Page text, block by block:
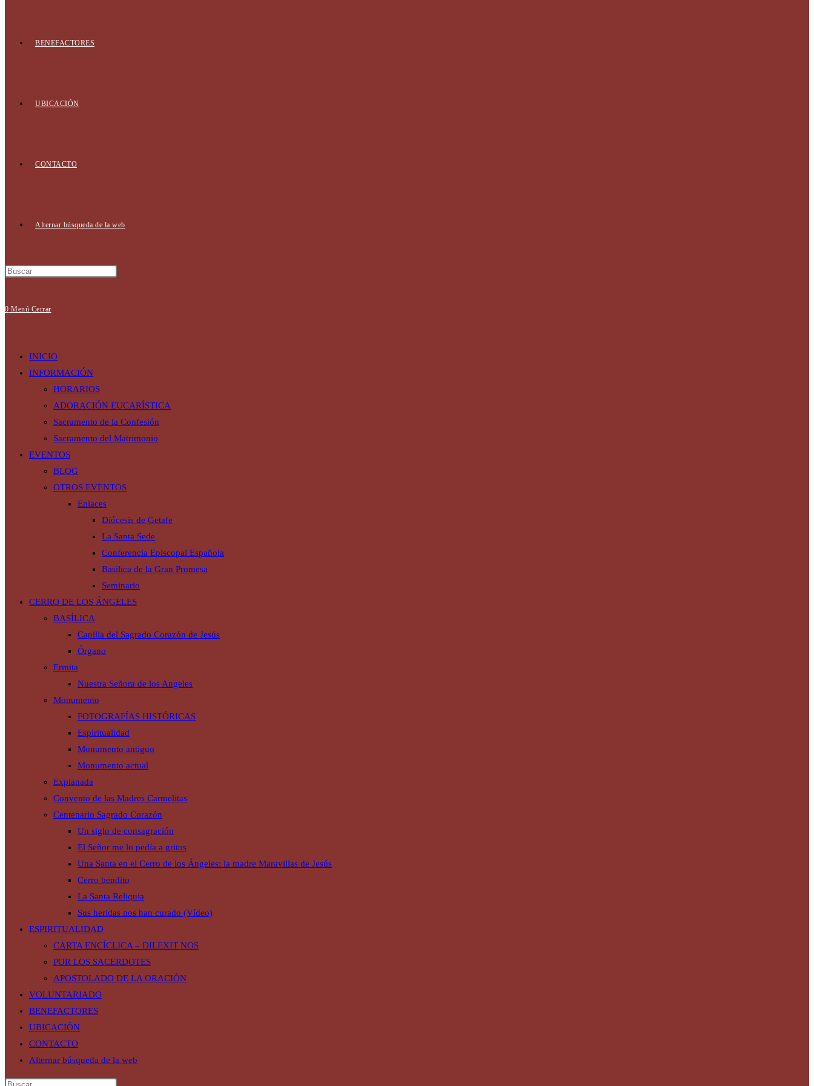
BENEFACTORES
UBICACIÓN
CONTACTO
Alternar búsqueda de la web
0 Menú Cerrar
INICIO
INFORMACIÓN
HORARIOS
ADORACIÓN EUCARÍSTICA
Sacramento de la Confesión
Sacramento del Matrimonio
EVENTOS
BLOG
OTROS EVENTOS
Enlaces
Diócesis de Getafe
La Santa Sede
Conferencia Episcopal Española
Basilica de la Gran Promesa
Seminario
CERRO DE LOS ÁNGELES
BASÍLICA
Capilla del Sagrado Corazón de Jesús
Órgano
Ermita
Nuestra Señora de los Angeles
Monumento
FOTOGRAFÍAS HISTÓRICAS
Espiritualidad
Monumento antiguo
Monumento actual
Explanada
Convento de las Madres Carmelitas
Centenario Sagrado Corazón
Un siglo de consagración
El Señor me lo pedía a gritos
Una Santa en el Cerro de los Ángeles: la madre Maravillas de Jesús
Cerro bendito
La Santa Reliquia
Sus heridas nos han curado (Vídeo)
ESPIRITUALIDAD
CARTA ENCÍCLICA – DILEXIT NOS
POR LOS SACERDOTES
APOSTOLADO DE LA ORACIÓN
VOLUNTARIADO
BENEFACTORES
UBICACIÓN
CONTACTO
Alternar búsqueda de la web